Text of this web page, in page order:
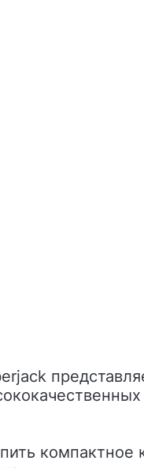
компактное